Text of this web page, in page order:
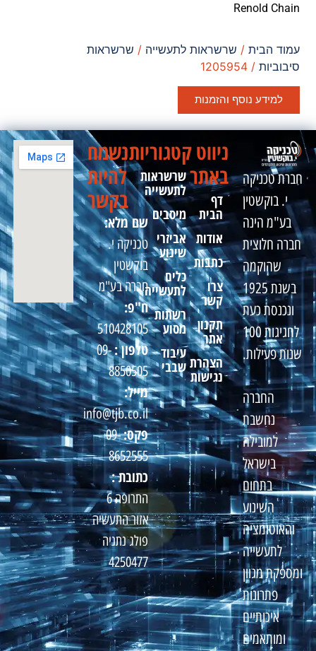
Renold Chain
עמוד הבית / שרשראות לתעשייה / שרשראות
סיבוביות / 1205954
למידע נוסף והזמנות
חברת טכניקה
י. בוקשטין
בע"מ הינה
חברה חלוצית
שהוקמה
בשנת 1925
ונכנסת כעת
לחגיגות 100
שנות פעילות.
החברה
נחשבת
למובילה
בישראל
בתחום
השינוע
והאוטומציה
לתעשייה
ומספקת מגוון
פתרונות
איכותיים
ומותאמים
ניווט
באתר
דף
הבית
אודות
כתבות
צרו
קשר
תקנון
אתר
הצהרת
נגישות
קטגוריות
שרשראות
לתעשייה
מיסבים
אביזרי
שינוע
כלים
לתעשייה
רשתות
מסוע
עיבוד
שבבי
נשמח
להיות
בקשר
שם מלא:
טכניקה י.
בוקשטין
חברה בע"מ
ח"פ:
510428105
טלפון :09-
8850505
מייל:
info@tjb.co.il
פקס:09-
8652555
כתובת :
התרופה 6
אזור התעשיה
פולג נתניה
4250477